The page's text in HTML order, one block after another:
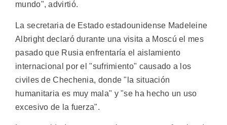
mundo", advirtió.
La secretaria de Estado estadounidense Madeleine
Albright declaró durante una visita a Moscú el mes
pasado que Rusia enfrentaría el aislamiento
internacional por el "sufrimiento" causado a los
civiles de Chechenia, donde "la situación
humanitaria es muy mala" y "se ha hecho un uso
excesivo de la fuerza".